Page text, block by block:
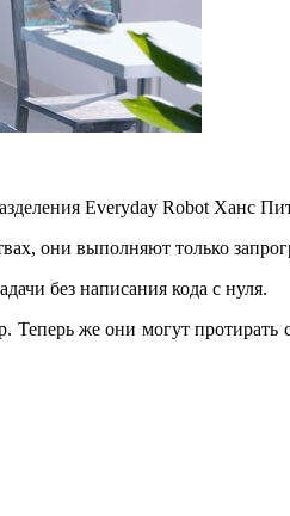
Everyday Robot Ханс
они выполняют только
без написания кода с нуля.
же они могут